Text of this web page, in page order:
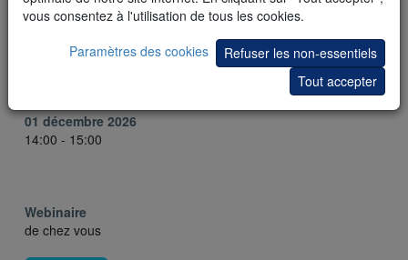
03 novembre 2026
01 décembre 2026
14:00 - 15:00
Webinaire
de chez vous
vous consentez à l'utilisation de tous les cookies.
Paramètres des cookies
Refuser les non-essentiels
Tout accepter